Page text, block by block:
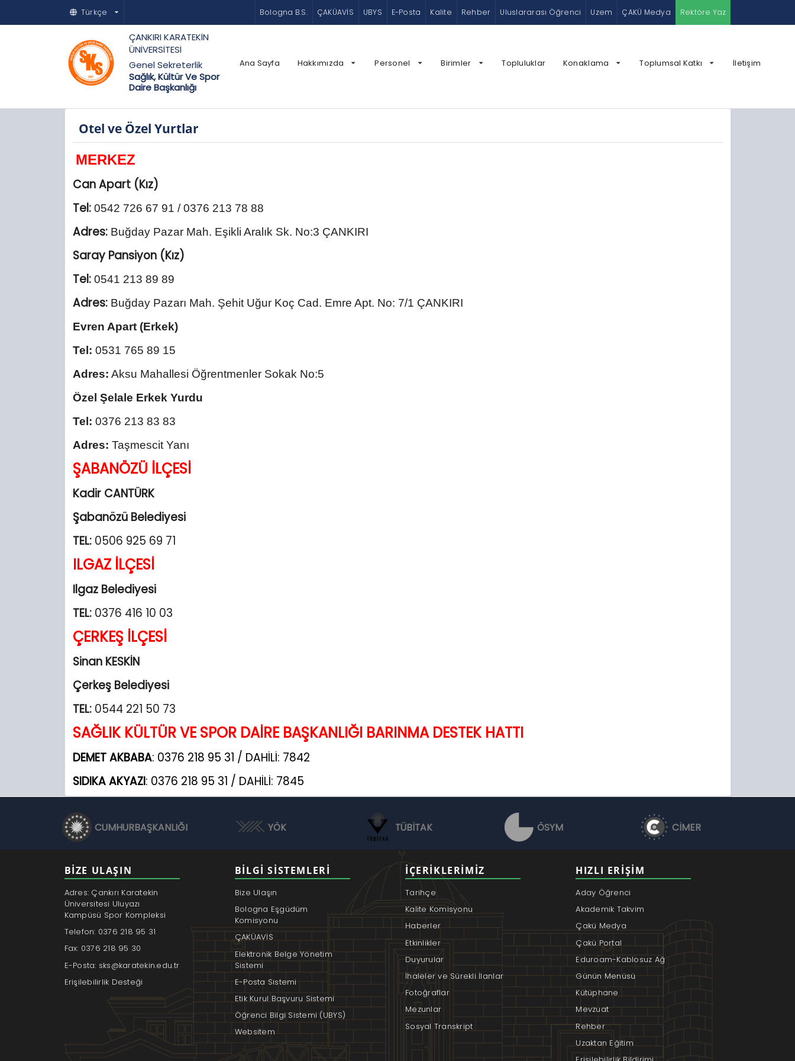
Türkçe Bologna B.S. ÇAKÜAVİS UBYS E-Posta Kalite Rehber Uluslararası Öğrenci Uzem ÇAKÜ Medya Rektöre Yaz
ÇANKIRI KARATEKİN
ÜNİVERSİTESİ
Genel Sekreterlik
Sağlık, Kültür Ve Spor
Daire Başkanlığı
Ana Sayfa Hakkımızda Personel Birimler Topluluklar Konaklama Toplumsal Katkı İletişim
Otel ve Özel Yurtlar
MERKEZ
Can Apart (Kız)
Tel: 0542 726 67 91 / 0376 213 78 88
Adres: Buğday Pazar Mah. Eşikli Aralık Sk. No:3 ÇANKIRI
Saray Pansiyon (Kız)
Tel:0541 213 89 89
Adres:Buğday Pazarı Mah. Şehit Uğur Koç Cad. Emre Apt. No: 7/1 ÇANKIRI
Evren Apart (Erkek)
Tel: 0531 765 89 15
Adres: Aksu Mahallesi Öğrentmenler Sokak No:5
Özel Şelale Erkek Yurdu
Tel: 0376 213 83 83
Adres: Taşmescit Yanı
ŞABANÖZÜ İLÇESİ
Kadir CANTÜRK
Şabanözü Belediyesi
TEL:0506 925 69 71
ILGAZ İLÇESİ
Ilgaz Belediyesi
TEL:0376 416 10 03
ÇERKEŞ İLÇESİ
Sinan KESKİN
Çerkeş Belediyesi
TEL:0544 221 50 73
SAĞLIK KÜLTÜR VE SPOR DAİRE BAŞKANLIĞI BARINMA DESTEK HATTI
DEMET AKBABA: 0376 218 95 31 / DAHİLİ: 7842
SIDIKA AKYAZI: 0376 218 95 31 / DAHİLİ: 7845
CUMHURBAŞKANLIĞI YÖK TÜBİTAK ÖSYM CİMER
BİZE ULAŞIN
Adres: Çankırı Karatekin
Üniversitesi Uluyazı
Kampüsü Spor Kompleksi
Telefon: 0376 218 95 31
Fax: 0376 218 95 30
E-Posta: sks@karatekin.edu.tr
Erişilebilirlik Desteği
BILGI SISTEMLERI
Bize Ulaşın
Bologna Eşgüdüm
Komisyonu
ÇAKÜAVİS
Elektronik Belge Yönetim
Sistemi
E-Posta Sistemi
Etik Kurul Başvuru Sistemi
Öğrenci Bilgi Sistemi (UBYS)
Websitem
İÇERIKLERIMIZ
Tarihçe
Kalite Komisyonu
Haberler
Etkinlikler
Duyurular
İhaleler ve Sürekli İlanlar
Fotoğraflar
Mezunlar
Sosyal Transkript
HIZLI ERIŞIM
Aday Öğrenci
Akademik Takvim
Çakü Medya
Çakü Portal
Eduroam-Kablosuz Ağ
Günün Menüsü
Kütüphane
Mevzuat
Rehber
Uzaktan Eğitim